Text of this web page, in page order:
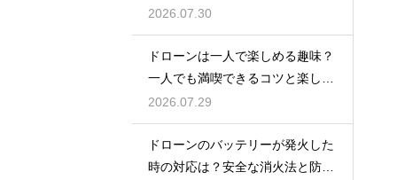
注意点
2026.07.30
ドローンは一人で楽しめる趣味？
一人でも満喫できるコツと楽しみ
方
2026.07.29
ドローンのバッテリーが発火した
時の対応は？安全な消火法と防止